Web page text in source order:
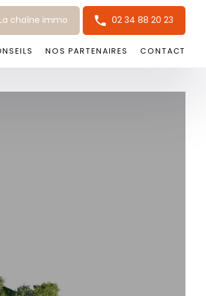
La chaîne immo 02 34 88 20 23
NOS PARTENAIRES CONTACT